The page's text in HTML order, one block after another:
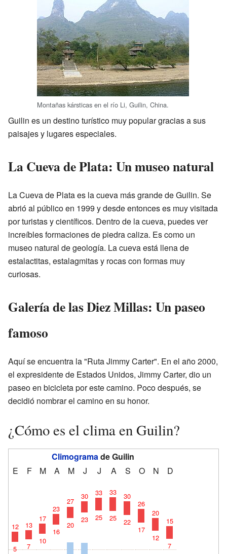
Montañas kársticas en el río Li, Guilin, China.
Guilin es un destino turístico muy popular gracias a sus
paisajes y lugares especiales.
La Cueva de Plata: Un museo natural
La Cueva de Plata es la cueva más grande de Guilin. Se
abrió al público en 1999 y desde entonces es muy visitada
por turistas y científicos. Dentro de la cueva, puedes ver
increíbles formaciones de piedra caliza. Es como un
museo natural de geología. La cueva está llena de
estalactitas, estalagmitas y rocas con formas muy
curiosas.
Galería de las Diez Millas: Un paseo
famoso
Aquí se encuentra la "Ruta Jimmy Carter". En el año 2000,
el expresidente de Estados Unidos, Jimmy Carter, dio un
paseo en bicicleta por este camino. Poco después, se
decidió nombrar el camino en su honor.
¿Cómo es el clima en Guilin?
Climogramade Guilin
E
F M A M J J A S O N D
12
5
13
7
17
10
23
16
27
20
30
23
33
25
33
25
30
22
26
17
20
12
15
7